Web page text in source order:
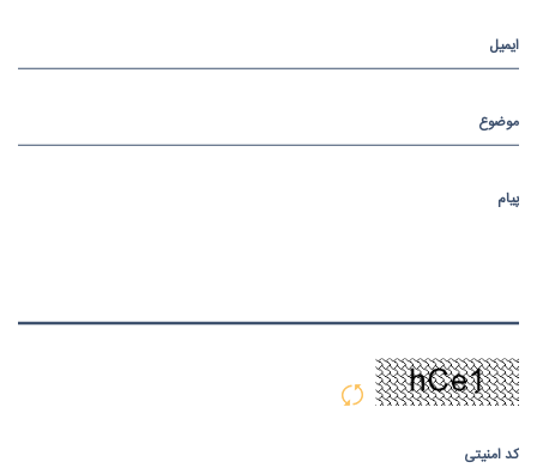
ایمیل
موضوع
پیام
کد امنیتی